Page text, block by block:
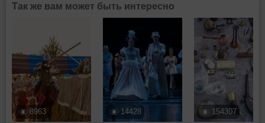
Так же вам может быть интересно
8963 14428 154307